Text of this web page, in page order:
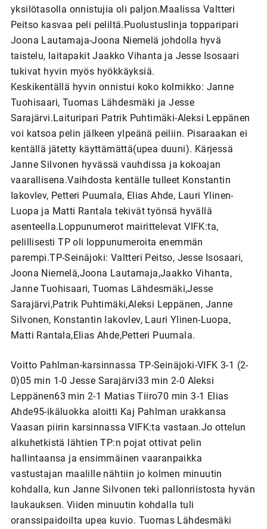
yksilötasolla onnistujia oli paljon.Maalissa Valtteri
Peitso kasvaa peli peliltä.Puolustuslinja topparipari
Joona Lautamaja-Joona Niemelä johdolla hyvä
taistelu, laitapakit Jaakko Vihanta ja Jesse Isosaari
tukivat hyvin myös hyökkäyksiä.
Keskikentällä hyvin onnistui koko kolmikko: Janne
Tuohisaari, Tuomas Lähdesmäki ja Jesse
Sarajärvi.Laituripari Patrik Puhtimäki-Aleksi Leppänen
voi katsoa pelin jälkeen ylpeänä peiliin. Pisaraakan ei
kentällä jätetty käyttämättä(upea duuni). Kärjessä
Janne Silvonen hyvässä vauhdissa ja kokoajan
vaarallisena.Vaihdosta kentälle tulleet Konstantin
Iakovlev, Petteri Puumala, Elias Ahde, Lauri Ylinen-
Luopa ja Matti Rantala tekivät työnsä hyvällä
asenteella.Loppunumerot mairittelevat VIFK:ta,
pelillisesti TP oli loppunumeroita enemmän
parempi.TP-Seinäjoki: Valtteri Peitso, Jesse Isosaari,
Joona Niemelä,Joona Lautamaja,Jaakko Vihanta,
Janne Tuohisaari, Tuomas Lähdesmäki,Jesse
Sarajärvi,Patrik Puhtimäki,Aleksi Leppänen, Janne
Silvonen, Konstantin Iakovlev, Lauri Ylinen-Luopa,
Matti Rantala,Elias Ahde,Petteri Puumala.
Voitto Pahlman-karsinnassa TP-Seinäjoki-VIFK 3-1 (2-
0)05 min 1-0 Jesse Sarajärvi33 min 2-0 Aleksi
Leppänen63 min 2-1 Matias Tiiro70 min 3-1 Elias
Ahde95-ikäluokka aloitti Kaj Pahlman urakkansa
Vaasan piirin karsinnassa VIFK:ta vastaan.Jo ottelun
alkuhetkistä lähtien TP:n pojat ottivat pelin
hallintaansa ja ensimmäinen vaaranpaikka
vastustajan maalille nähtiin jo kolmen minuutin
kohdalla, kun Janne Silvonen teki pallonriistosta hyvän
laukauksen. Viiden minuutin kohdalla tuli
oranssipaidoilta upea kuvio. Tuomas Lähdesmäki